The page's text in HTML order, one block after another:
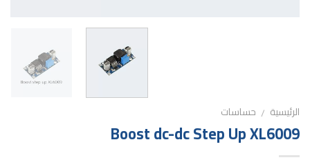
الرئيسية / حساسات
Boost dc-dc Step Up XL6009